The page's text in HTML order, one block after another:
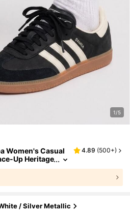
1/5
Women's Casual
Up Heritage
IE5836
4.89 (500+)
/ Silver Metallic